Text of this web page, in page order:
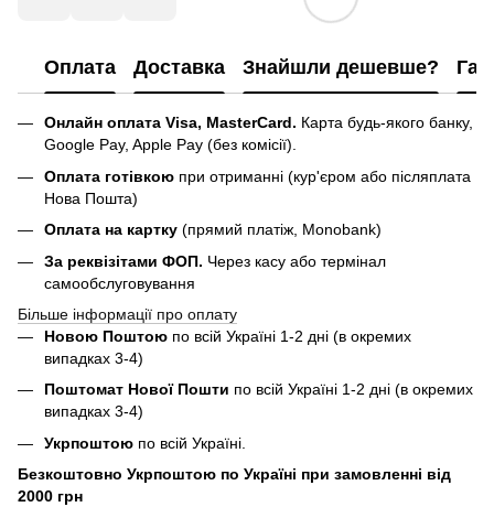
Оплата Доставка Знайшли дешевше?
Онлайн оплата Visa, MasterCard. Карта будь-якого банку,
Google Pay, Apple Pay (без комісії).
Оплата готівкою при отриманні (кур'єром або післяплата
Нова Пошта)
Оплата на картку (прямий платіж, Monobank)
За реквізітами ФОП. Через касу або термінал
самообслуговування
Більше інформації про оплату
Новою Поштою по всій Україні 1-2 дні (в окремих
випадках 3-4)
Поштомат Нової Пошти по всій Україні 1-2 дні (в окремих
випадках 3-4)
Укрпоштою по всій Україні.
Безкоштовно Укрпоштою по Україні при замовленні від
2000 грн